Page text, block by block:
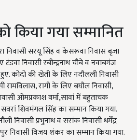
किया गया सम्मानित
सरयू सिंह व केसरूवा निवास बृजा
निवासी रबीन्द्रनाथ चौबे व नवाबगंज
कोदो की खेती के लिए नदौलली निवासी
रामविलास, रागी के लिए बघौल निवासी,
ओमप्रकाश वर्मा,सावां में बहुताचक
सवरां शिवमंगल सिंह का सम्मान किया गया.
निवासी प्रभुनाथ व सरांक निवासी धर्मेंद्र
निवासी विजय शंकर का सम्मान किया गया.